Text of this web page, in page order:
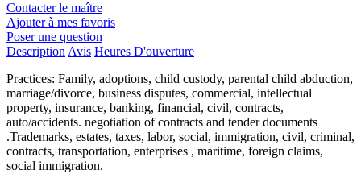
Contacter le maître
Ajouter à mes favoris
Poser une question
Description Avis Heures D'ouverture
Practices: Family, adoptions, child custody, parental child abduction,
marriage/divorce, business disputes, commercial, intellectual
property, insurance, banking, financial, civil, contracts,
auto/accidents. negotiation of contracts and tender documents
.Trademarks, estates, taxes, labor, social, immigration, civil, criminal,
contracts, transportation, enterprises , maritime, foreign claims,
social immigration.